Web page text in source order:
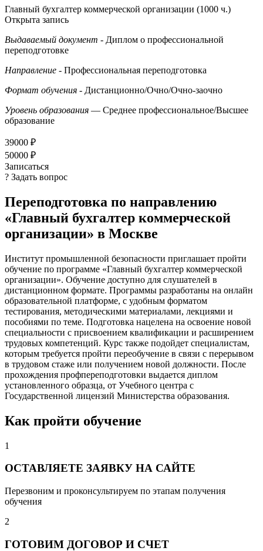
Главный бухгалтер коммерческой организации (1000 ч.)
Открыта запись
Выдаваемый документ - Диплом о профессиональной
переподготовке
Направление - Профессиональная переподготовка
Формат обучения - Дистанционно/Очно/Очно-заочно
Уровень образования — Среднее профессиональное/Высшее
образование
39000 ₽
50000 ₽
Записаться
? Задать вопрос
Переподготовка по направлению
«Главный бухгалтер коммерческой
организации» в Москве
Институт промышленной безопасности приглашает пройти
обучение по программе «Главный бухгалтер коммерческой
организации». Обучение доступно для слушателей в
дистанционном формате. Программы разработаны на онлайн
образовательной платформе, с удобным форматом
тестирования, методическими материалами, лекциями и
пособиями по теме. Подготовка нацелена на освоение новой
специальности с присвоением квалификации и расширением
трудовых компетенций. Курс также подойдет специалистам,
которым требуется пройти переобучение в связи с перерывом
в трудовом стаже или получением новой должности. После
прохождения профпереподготовки выдается диплом
установленного образца, от Учебного центра с
Государственной лицензий Министерства образования.
Как пройти обучение
1
ОСТАВЛЯЕТЕ ЗАЯВКУ НА САЙТЕ
Перезвоним и проконсультируем по этапам получения
обучения
2
ГОТОВИМ ДОГОВОР И СЧЕТ